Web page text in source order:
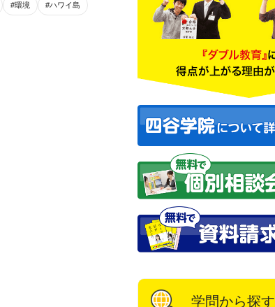
#環境 #ハワイ島
学問から探す